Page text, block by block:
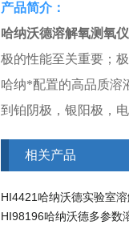
产品简介：
哈纳沃德溶解氧测氧
极的性能至关重要；
哈纳*配置的高品质溶
到铂阴极，银阳极，
相关产品